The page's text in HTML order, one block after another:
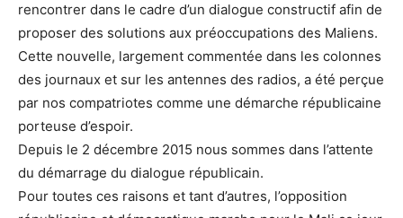
rencontrer dans le cadre d’un dialogue constructif afin de
proposer des solutions aux préoccupations des Maliens.
Cette nouvelle, largement commentée dans les colonnes
des journaux et sur les antennes des radios, a été perçue
par nos compatriotes comme une démarche républicaine
porteuse d’espoir.
Depuis le 2 décembre 2015 nous sommes dans l’attente
du démarrage du dialogue républicain.
Pour toutes ces raisons et tant d’autres, l’opposition